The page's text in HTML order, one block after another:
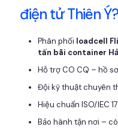
điện tử Thiên Ý?
Phân phối loadcell
tấn bãi container
Hỗ trợ CO CQ – hồ
Đội kỹ thuật chuyên
Hiệu chuẩn ISO/IEC
Bảo hành tận nơi –